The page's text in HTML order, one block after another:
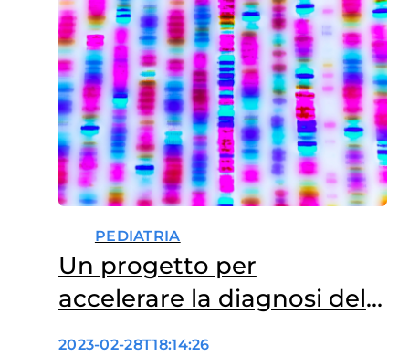
PEDIATRIA
Un progetto per
accelerare la diagnosi delle
malattie genetiche rare
2023-02-28T18:14:26